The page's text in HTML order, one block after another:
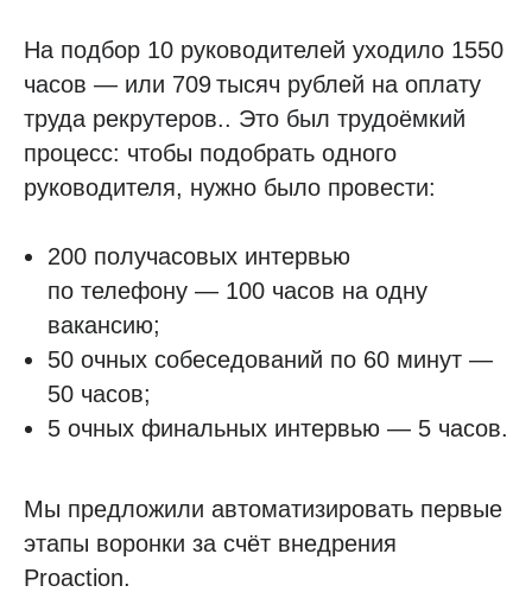
На подбор 10 руководителей уходило 1550
часов — или 709 тысяч рублей на оплату
труда рекрутеров.. Это был трудоёмкий
процесс: чтобы подобрать одного
руководителя, нужно было провести:
200 получасовых интервью
по телефону — 100 часов на одну
вакансию;
50 очных собеседований по 60 минут —
50 часов;
5 очных финальных интервью — 5 часов.
Мы предложили автоматизировать первые
этапы воронки за счёт внедрения
Proaction.